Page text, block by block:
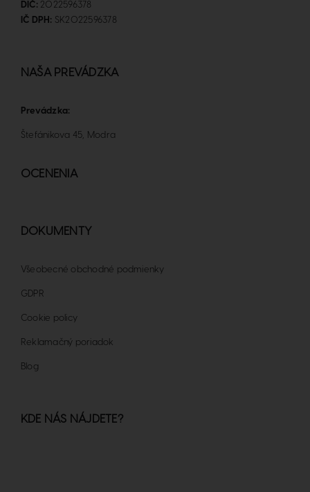
DIČ: 2022596378
IČ DPH: SK2022596378
NAŠA PREVÁDZKA
Prevádzka:
Štefánikova 45, Modra
OCENENIA
DOKUMENTY
Všeobecné obchodné podmienky
GDPR
Cookie policy
Reklamačný poriadok
Blog
KDE NÁS NÁJDETE?